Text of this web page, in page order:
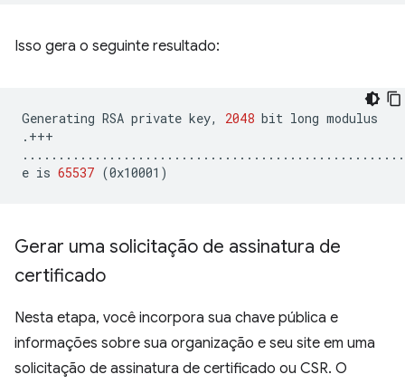
Isso gera o seguinte resultado:
Generating RSA private key, 2048 bit long modulus
.+++
e is 65537 (0x10001 )
Gerar uma solicitação de assinatura de
certificado
Nesta etapa, você incorpora sua chave pública e
informações sobre sua organização e seu site em uma
solicitação de assinatura de certificado ou CSR. O